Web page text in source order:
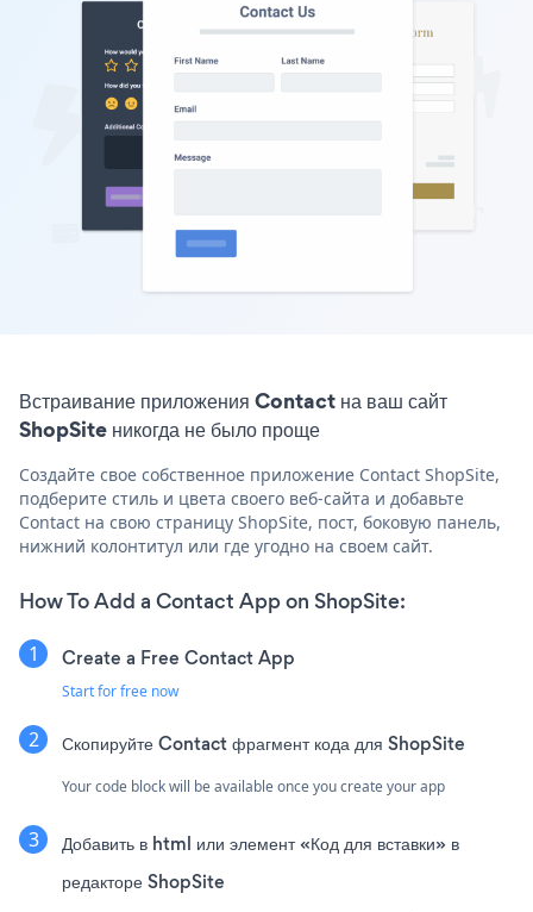
Встраивание приложения Contact на ваш сайт
ShopSite никогда не было проще
Создайте свое собственное приложение Contact ShopSite,
подберите стиль и цвета своего веб-сайта и добавьте
Contact на свою страницу ShopSite, пост, боковую панель,
нижний колонтитул или где угодно на своем сайт.
How To Add a Contact App on ShopSite:
Create a Free Contact App
Start for free now
Скопируйте Contact фрагмент кода для ShopSite
Your code block will be available once you create your app
Добавить в html или элемент «Код для вставки» в
редакторе ShopSite